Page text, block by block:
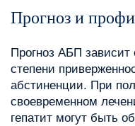
Прогноз и
Прогноз АБП зависит
степени
абстиненции. При
своевременном
гепатит могут быть